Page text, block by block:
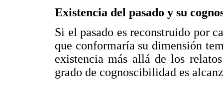
Existencia del pasado y su
Si el pasado es reconstruido por
que conformaría su dimensión
existencia más allá de los
grado de cognoscibilidad es